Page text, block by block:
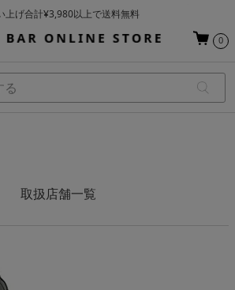
上げ合計¥3,980以上で送料無料
安に順次発送（一部お取り寄せ商品を除く）
0
取扱店舗一覧